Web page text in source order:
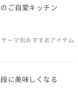
ご自愛キッチン
テーマ別おすすめアイテム
に美味しくなる